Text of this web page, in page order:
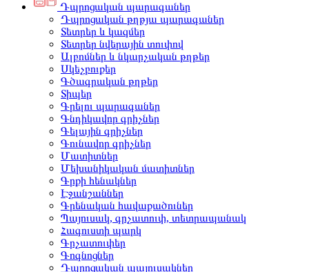
Դպրոցական պարագաներ
Դպրոցական թղթյա պարագաներ
Տետրեր և կազմեր
Տետրեր նվերային տուփով
Ալբոմներ և նկարչական թղթեր
Սկեչբուքեր
Գծագրական թղթեր
Տիպեր
Գրելու պարագաներ
Գնդիկավոր գրիչներ
Գելային գրիչներ
Գունավոր գրիչներ
Մատիտներ
Մեխանիկական մատիտներ
Գրքի հենակներ
Էջանշաններ
Գրենական հավաքածուներ
Պայուսակ, գրչատուփ, տետրապանակ
Հագուստի պարկ
Գրչատուփեր
Գոգնոցներ
Դպրոցական պայուսակներ